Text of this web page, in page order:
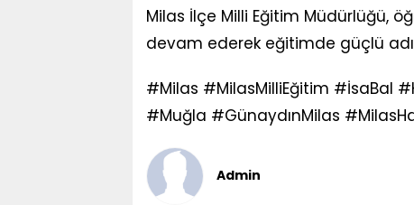
Milas İlçe Milli Eğitim Müdürlüğü,
devam ederek eğitimde güçlü
#Milas #MilasMilliEğitim #İsaBal
#Muğla #GünaydınMilas
Admin